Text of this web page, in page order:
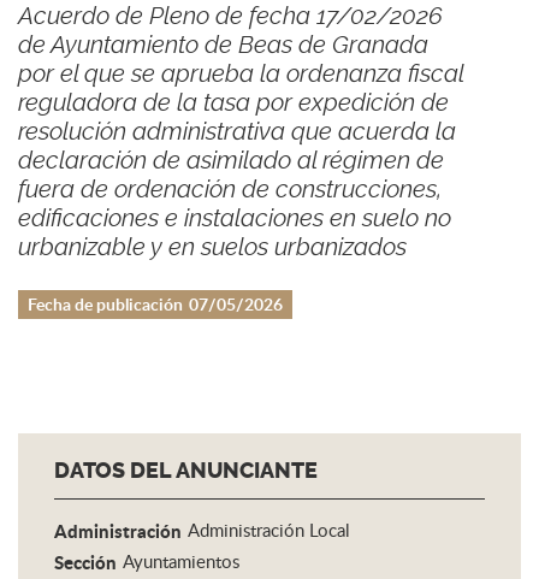
Acuerdo de Pleno de fecha 17/02/2026
de Ayuntamiento de Beas de Granada
por el que se aprueba la ordenanza fiscal
reguladora de la tasa por expedición de
resolución administrativa que acuerda la
declaración de asimilado al régimen de
fuera de ordenación de construcciones,
edificaciones e instalaciones en suelo no
urbanizable y en suelos urbanizados
Fecha de publicación 07/05/2026
DATOS DEL ANUNCIANTE
Administración Administración Local
Sección Ayuntamientos